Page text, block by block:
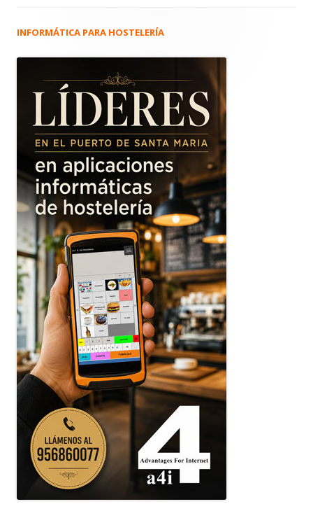
Barra
principal
INFORMÁTICA PARA HOSTELERÍA